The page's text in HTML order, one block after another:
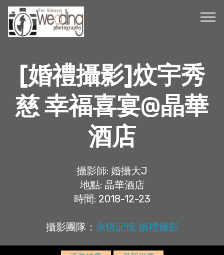
[婚禮攝影]炆宇秀
慈 幸福喜宴@晶華
酒店
攝影師: 婚攝大J
地點: 晶華酒店
時間: 2018-12-23
攝影團隊： 永恆記憶 婚禮攝影